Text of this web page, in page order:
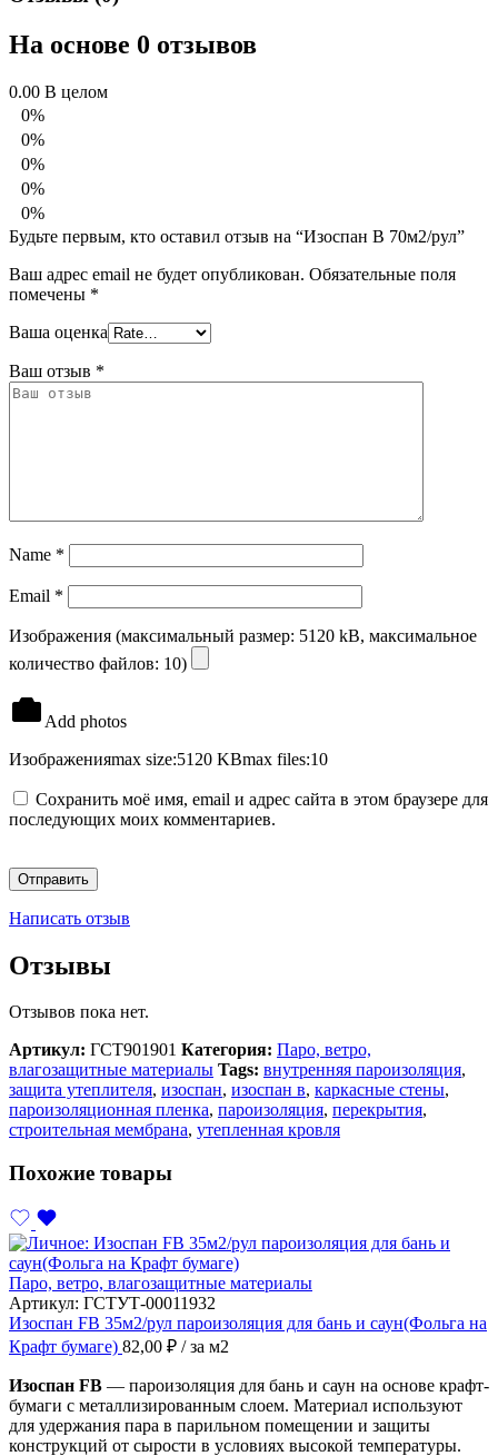
На основе 0 отзывов
0.00 В целом
0%
0%
0%
0%
0%
Будьте первым, кто оставил отзыв на “Изоспан В 70м2/рул”
Ваш адрес email не будет опубликован. Обязательные поля
помечены *
Ваша оценка
Ваш отзыв *
Name *
Email *
Изображения (максимальный размер: 5120 kB, максимальное
количество файлов: 10)
Add photos
Изображенияmax size:5120 KBmax files:10
Сохранить моё имя, email и адрес сайта в этом браузере для
последующих моих комментариев.
Написать отзыв
Отзывы
Отзывов пока нет.
Артикул: ГСТ901901 Категория: Паро, ветро,
влагозащитные материалы Tags: внутренняя пароизоляция,
защита утеплителя, изоспан, изоспан в, каркасные стены,
пароизоляционная пленка, пароизоляция, перекрытия,
строительная мембрана, утепленная кровля
Похожие товары
Паро, ветро, влагозащитные материалы
Артикул: ГСТУТ-00011932
Изоспан FB 35м2/рул пароизоляция для бань и саун(Фольга на
Крафт бумаге) 82,00 ₽ / за м2
Изоспан FB — пароизоляция для бань и саун на основе крафт-
бумаги с металлизированным слоем. Материал используют
для удержания пара в парильном помещении и защиты
конструкций от сырости в условиях высокой температуры.